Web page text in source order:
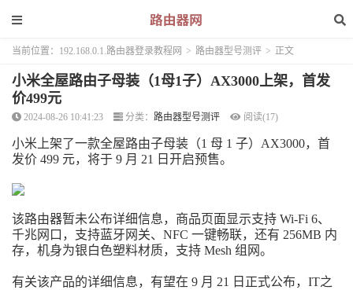
当前位置： 192.168.0.1.路由器登录教程网 > 路由器型号测评 > 正文
小米全屋路由子母装（1母1子）AX3000上架，首发
价499元
2024-08-26 10:41:23 分类： 路由器型号测评 阅读(17)
小米上架了一款全屋路由子母装（1 母 1 子）AX3000， 首
发价 499 元，将于 9 月 21 日开启预售。
该路由器暂未公布详细信息， 商品页面显示支持 Wi-Fi 6、
千兆网口，支持蓝牙网关、NFC 一键畅联，还有 256MB 内
存，机身为银白色塑料材质，支持 Mesh 组网。
有关该产品的详细信息，有望在 9 月 21 日正式公布，IT之